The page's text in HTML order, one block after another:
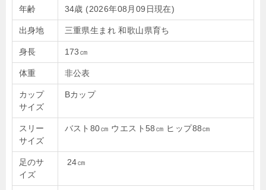
年齢 34歳 (2026年08月09日現在)
出身地 三重県生まれ 和歌山県育ち
身長 173㎝
体重 非公表
カップ
サイズ
Bカップ
スリー
サイズ
バスト80㎝ ウエスト58㎝ ヒップ88㎝
足のサ
イズ
24㎝